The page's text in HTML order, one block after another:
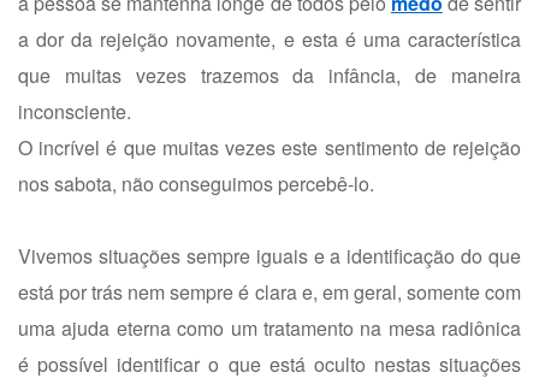
a dor da rejeição novamente, e esta é uma característica
que muitas vezes trazemos da infância, de maneira
inconsciente.
O incrível é que muitas vezes este sentimento de rejeição
nos sabota, não conseguimos percebê-lo.
Vivemos situações sempre iguais e a identificação do que
está por trás nem sempre é clara e, em geral, somente com
uma ajuda eterna como um tratamento na mesa radiônica
é possível identificar o que está oculto nestas situações